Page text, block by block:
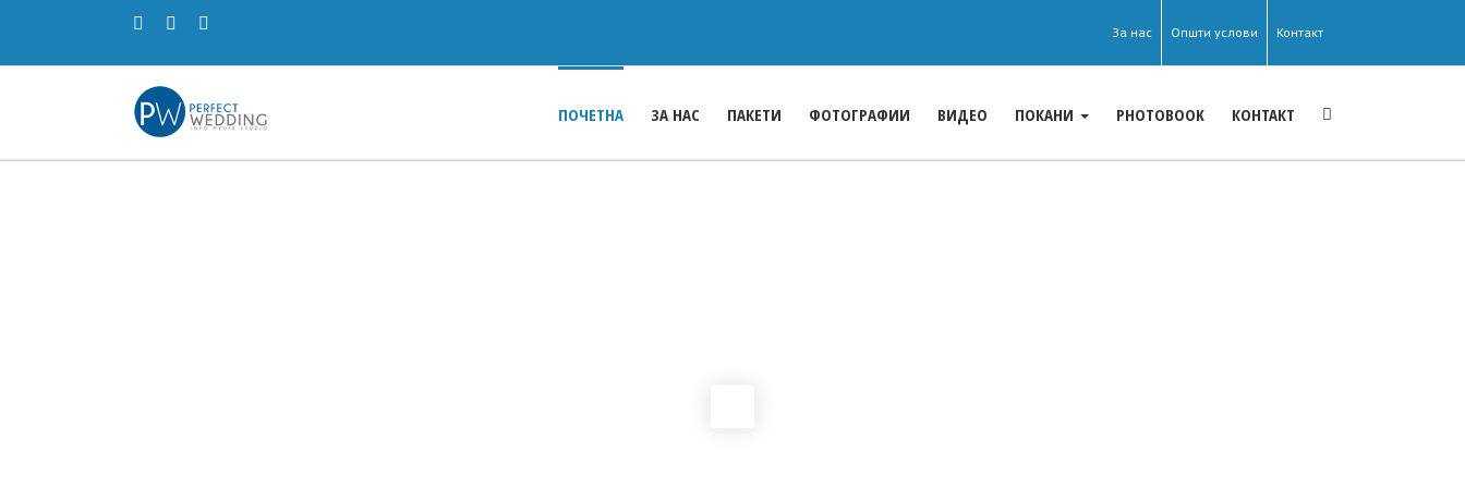
За нас Општи услови Контакт
ПОЧЕТНА ЗА НАС ПАКЕТИ ФОТОГРАФИИ ВИДЕО ПОКАНИ PHOTOBOOK КОНТАКТ